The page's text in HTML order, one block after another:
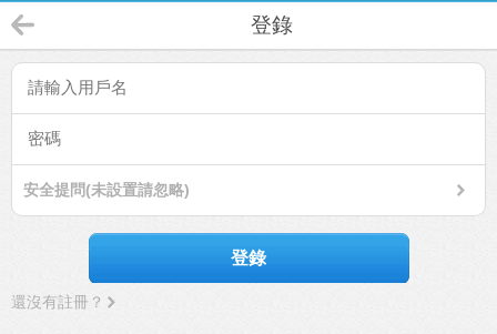
登錄
安全提問(未設置請忽略)
登錄
還沒有註冊？